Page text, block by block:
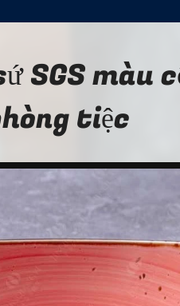
SGS màu
tiệc